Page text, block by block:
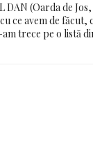
(Oarda de
ce avem de făcut,
trece pe o listă